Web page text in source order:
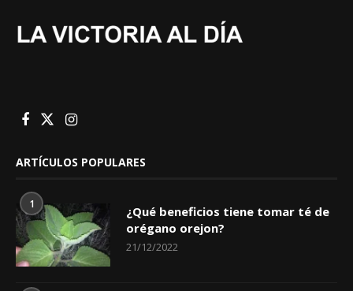
ARTÍCULOS POPULARES
1
¿Qué beneficios tiene tomar té de
orégano orejon?
21/12/2022